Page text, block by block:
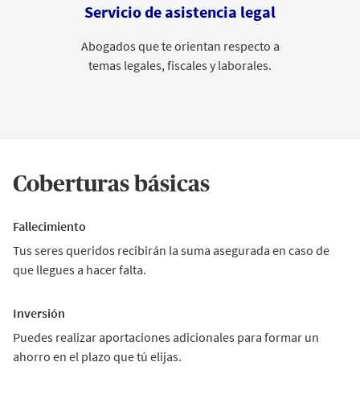
Servicio de asistencia legal
Abogados que te orientan respecto a
temas legales, fiscales y laborales.
Coberturas básicas
Fallecimiento
Tus seres queridos recibirán la suma asegurada en caso de
que llegues a hacer falta.
Inversión
Puedes realizar aportaciones adicionales para formar un
ahorro en el plazo que tú elijas.